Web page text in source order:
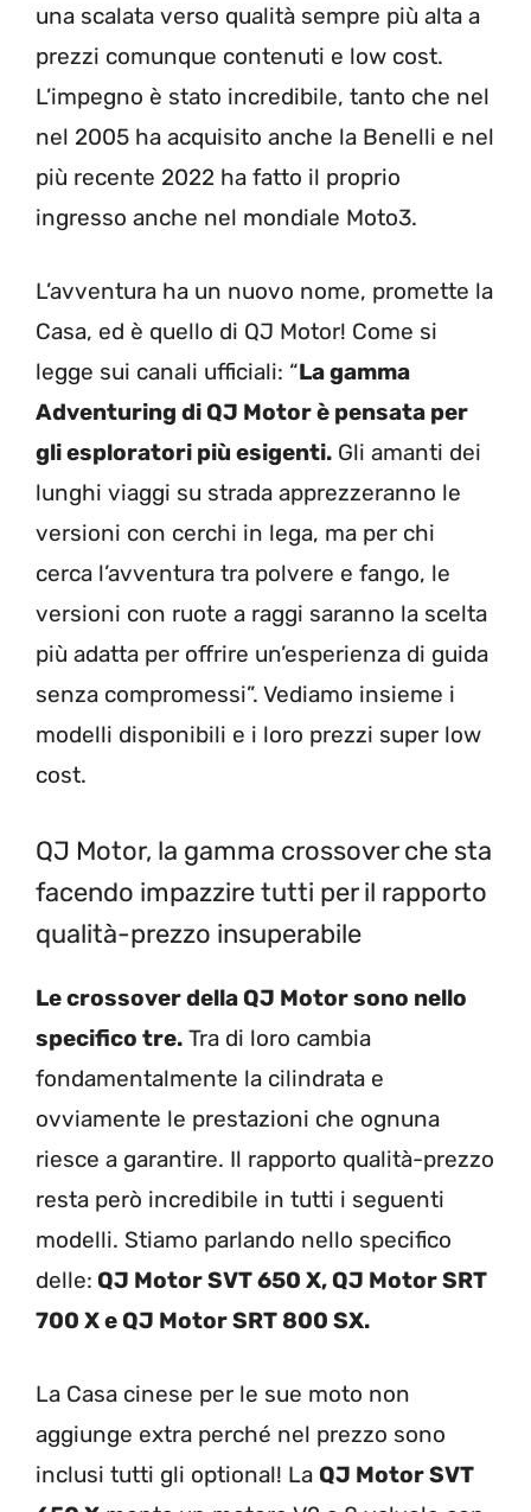
una scalata verso qualità sempre più alta a
prezzi comunque contenuti e low cost.
L’impegno è stato incredibile, tanto che nel
nel 2005 ha acquisito anche la Benelli e nel
più recente 2022 ha fatto il proprio
ingresso anche nel mondiale Moto3.
L’avventura ha un nuovo nome, promette la
Casa, ed è quello di QJ Motor! Come si
legge sui canali ufficiali: “La gamma
Adventuring di QJ Motor è pensata per
gli esploratori più esigenti. Gli amanti dei
lunghi viaggi su strada apprezzeranno le
versioni con cerchi in lega, ma per chi
cerca l’avventura tra polvere e fango, le
versioni con ruote a raggi saranno la scelta
più adatta per offrire un’esperienza di guida
senza compromessi”. Vediamo insieme i
modelli disponibili e i loro prezzi super low
cost.
QJ Motor, la gamma crossover che sta
facendo impazzire tutti per il rapporto
qualità-prezzo insuperabile
Le crossover della QJ Motor sono nello
specifico tre. Tra di loro cambia
fondamentalmente la cilindrata e
ovviamente le prestazioni che ognuna
riesce a garantire. Il rapporto qualità-prezzo
resta però incredibile in tutti i seguenti
modelli. Stiamo parlando nello specifico
delle: QJ Motor SVT 650 X, QJ Motor SRT
700 X e QJ Motor SRT 800 SX.
La Casa cinese per le sue moto non
aggiunge extra perché nel prezzo sono
inclusi tutti gli optional! La QJ Motor SVT